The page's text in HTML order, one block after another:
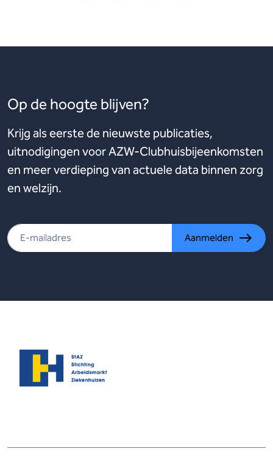
Op de hoogte blijven?
Krijg als eerste de nieuwste publicaties,
uitnodigingen voor AZW-Clubhuisbijeenkomsten
en meer verdieping van actuele data binnen zorg
en welzijn.
Aanmelden